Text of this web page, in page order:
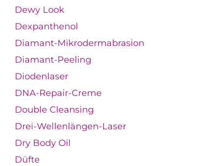
Dewy Look
Dexpanthenol
Diamant-Mikrodermabrasion
Diamant-Peeling
Diodenlaser
DNA-Repair-Creme
Double Cleansing
Drei-Wellenlängen-Laser
Dry Body Oil
Düfte